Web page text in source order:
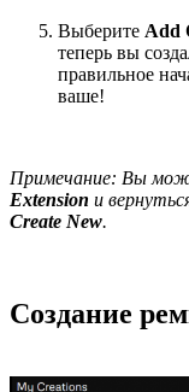
Выберите Add
теперь вы
правильное
ваше!
Примечание: Вы
Extension и
Create New.
Создание